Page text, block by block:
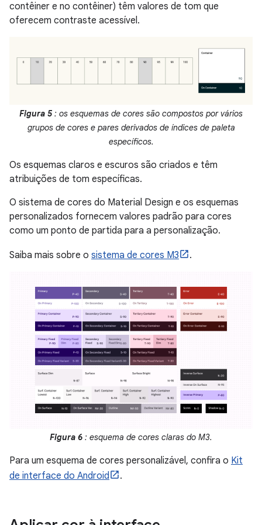
contêiner e no contêiner) têm valores de tom que
oferecem contraste acessível.
Figura 5 : os esquemas de cores são compostos por vários
grupos de cores e pares derivados de índices de paleta
específicos.
Os esquemas claros e escuros são criados e têm
atribuições de tom específicas.
O sistema de cores do Material Design e os esquemas
personalizados fornecem valores padrão para cores
como um ponto de partida para a personalização.
Saiba mais sobre o sistema de cores M3 .
Figura 6 : esquema de cores claras do M3.
Para um esquema de cores personalizável, confira o Kit
de interface do Android
.